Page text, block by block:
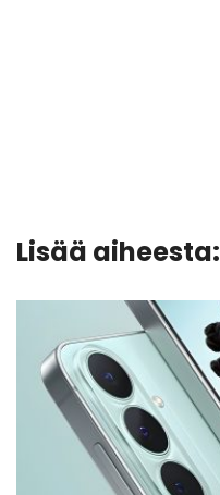
Lisää aiheesta: